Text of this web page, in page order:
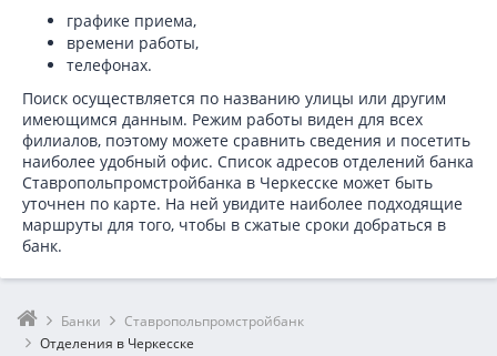
графике приема,
времени работы,
телефонах.
Поиск осуществляется по названию улицы или другим
имеющимся данным. Режим работы виден для всех
филиалов, поэтому можете сравнить сведения и посетить
наиболее удобный офис. Список адресов отделений банка
Ставропольпромстройбанка в Черкесске может быть
уточнен по карте. На ней увидите наиболее подходящие
маршруты для того, чтобы в сжатые сроки добраться в
банк.
Банки
Ставропольпромстройбанк
Отделения в Черкесске